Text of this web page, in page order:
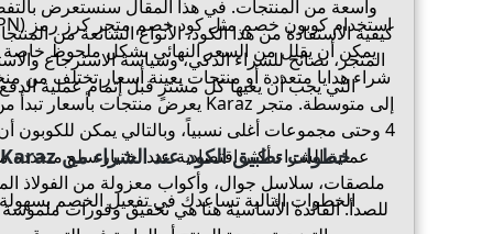
واسعة من المنتجات. في هذا المقال سنستعرض
كيفية الاستفادة من هذا الكود، الأنواع الشائعة من
المتجر، نصائح للشراء الذكي، وسياسة الاسترجاع
التي يجب أن يعيها كل مشترٍ قبل إتمام عملية
يمكن أن يقلل من السعر النهائي بشكل ملحوظ خاصة
شراء هدايا متعددة أو منتجات بعينة أسعار تختلف من
4 وحتى مجموعات أغلى نسبياً، وبالتالي يمكن للكوبون
عملية الشراء أكثر اقتصادية عند اختيار سلع متعددة
ملصقات، سلاسل جوال، وأكواب معزولة من الفولاذ
للصدأ. الفائدة الأساسية هنا هي تحقيق وفورات
خطوات تطبيق الكود عند الشراء من Karaz
الخطوات التالية تساعدك في تفعيل الخصم